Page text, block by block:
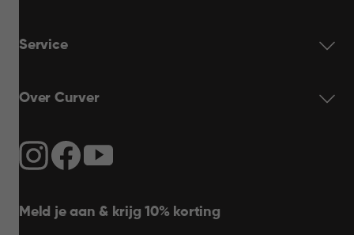
Service
Over Curver
Meld je aan & krijg 10% korting